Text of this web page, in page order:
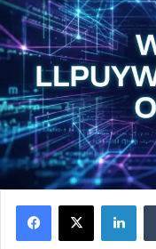
Facebook
X